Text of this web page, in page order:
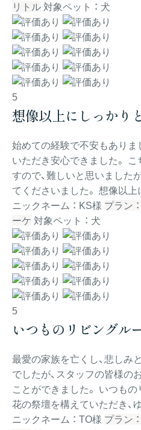
リトル 対象ペット ： 犬
5
想像以上にしっかり
始めての経験で不安もありま
いただき安心できました。
すので、難しいと思いました
てくださいました。 想像以上
ニックネーム ： KS様 プラン
ーケ 対象ペット ： 犬
5
いつものリビングル
最愛の家族を亡くし、悲しみ
でしたが、スタッフの皆様の
ことができました。 いつも
花の祭壇を構えていただき、
ニックネーム ： TO様 プラン